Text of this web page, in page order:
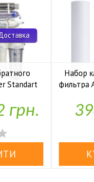
Standart
грн.
Набор
фильтра
